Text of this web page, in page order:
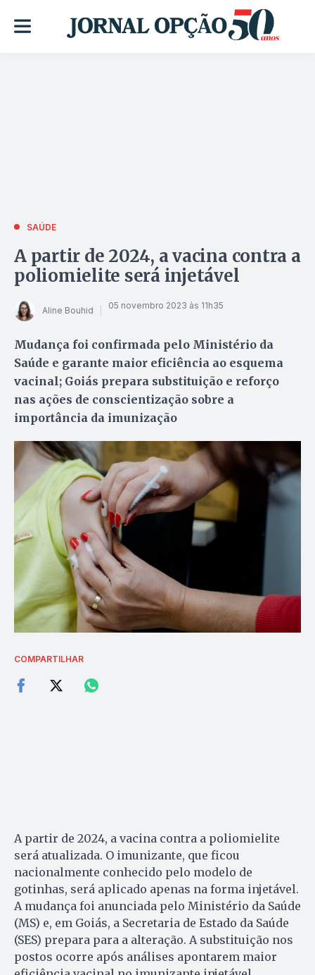
SAÚDE
A partir de 2024, a vacina contra a
poliomielite será injetável
Aline Bouhid 05 novembro 2023 às 11h35
Mudança foi confirmada pelo Ministério da
Saúde e garante maior eficiência ao esquema
vacinal; Goiás prepara substituição e reforço
nas ações de conscientização sobre a
importância da imunização
COMPARTILHAR
A partir de 2024, a vacina contra a poliomielite
será atualizada. O imunizante, que ficou
nacionalmente conhecido pelo modelo de
gotinhas, será aplicado apenas na forma injetável.
A mudança foi anunciada pelo Ministério da Saúde
(MS) e, em Goiás, a Secretaria de Estado da Saúde
(SES) prepara para a alteração. A substituição nos
postos ocorre após análises apontarem maior